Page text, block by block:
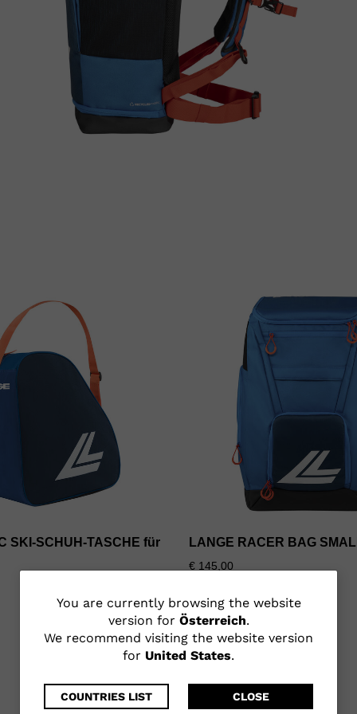
You
are
currently
browsing
You are currently browsing the website
version for Österreich.
We recommend visiting the website version
for United States.
COUNTRIES LIST CLOSE
SKI-SCHUH-TASCHE für
LANGE RACER BAG
€ 145,00